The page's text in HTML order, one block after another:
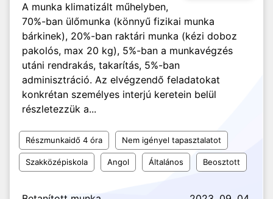
A munka klimatizált műhelyben,
70%-ban ülőmunka (könnyű fizikai munka
bárkinek), 20%-ban raktári munka (kézi doboz
pakolós, max 20 kg), 5%-ban a munkavégzés
utáni rendrakás, takarítás, 5%-ban
adminisztráció. Az elvégzendő feladatokat
konkrétan személyes interjú keretein belül
részletezzük a...
Részmunkaidő 4 óra Nem igényel tapasztalatot
Szakközépiskola Angol Általános Beosztott